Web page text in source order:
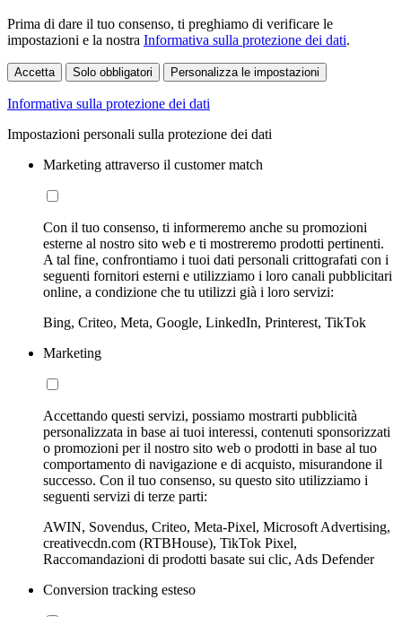
Prima di dare il tuo consenso, ti preghiamo di verificare le
impostazioni e la nostra Informativa sulla protezione dei dati.
Accetta Solo obbligatori Personalizza le impostazioni
Informativa sulla protezione dei dati
Impostazioni personali sulla protezione dei dati
Marketing attraverso il customer match
Con il tuo consenso, ti informeremo anche su promozioni
esterne al nostro sito web e ti mostreremo prodotti pertinenti.
A tal fine, confrontiamo i tuoi dati personali crittografati con i
seguenti fornitori esterni e utilizziamo i loro canali pubblicitari
online, a condizione che tu utilizzi già i loro servizi:
Bing, Criteo, Meta, Google, LinkedIn, Printerest, TikTok
Marketing
Accettando questi servizi, possiamo mostrarti pubblicità
personalizzata in base ai tuoi interessi, contenuti sponsorizzati
o promozioni per il nostro sito web o prodotti in base al tuo
comportamento di navigazione e di acquisto, misurandone il
successo. Con il tuo consenso, su questo sito utilizziamo i
seguenti servizi di terze parti:
AWIN, Sovendus, Criteo, Meta-Pixel, Microsoft Advertising,
creativecdn.com (RTBHouse), TikTok Pixel,
Raccomandazioni di prodotti basate sui clic, Ads Defender
Conversion tracking esteso